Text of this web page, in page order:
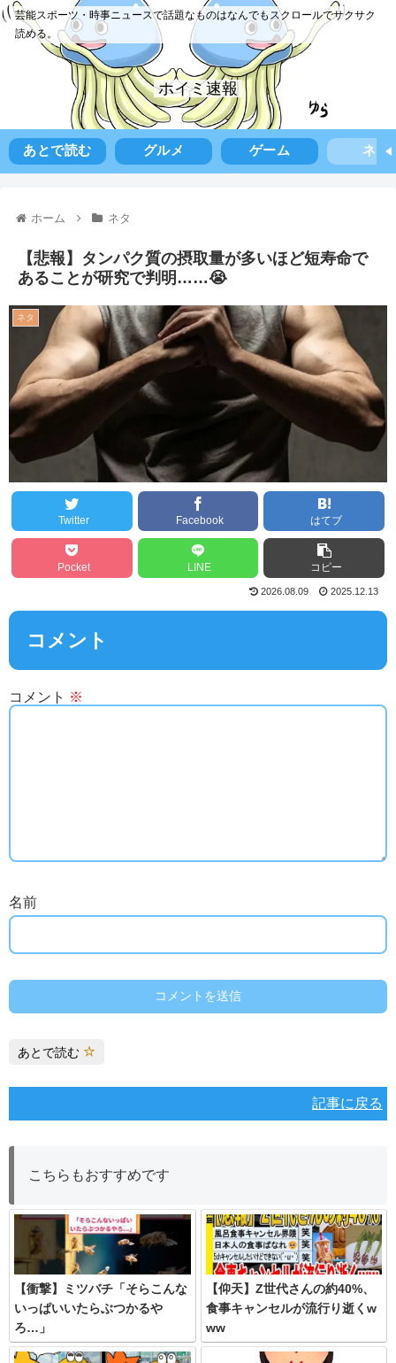
芸能スポーツ・時事ニュースで話題なものはなんでもスクロールでサクサク
読める。
ホイミ速報
あとで読む グルメ ゲーム ネタ
ホーム ネタ
【悲報】タンパク質の摂取量が多いほど短寿命で
あることが研究で判明……😭
ネタ
Twitter Facebook はてブ
Pocket LINE コピー
2026.08.09 2025.12.13
コメント
コメント ※
名前
あとで読む
記事に戻る
こちらもおすすめです
【衝撃】ミツバチ「そらこんな
いっぱいいたらぶつかるや
ろ…」
【仰天】Z世代さんの約40%、
食事キャンセルが流行り逝くw
ww